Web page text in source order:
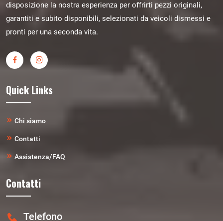
disposizione la nostra esperienza per offrirti pezzi originali,
garantiti e subito disponibili, selezionati da veicoli dismessi e
pronti per una seconda vita.
Quick Links
Chi siamo
Contatti
Assistenza/FAQ
Contatti
Telefono